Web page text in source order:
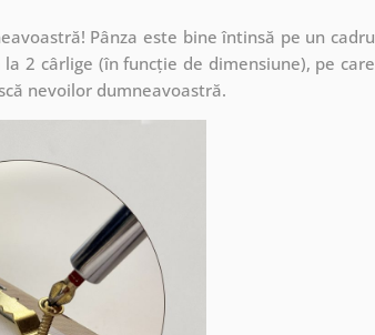
Pânza este bine întinsă pe un cadru
2 cârlige (în funcție de dimensiune), pe care
nevoilor dumneavoastră.